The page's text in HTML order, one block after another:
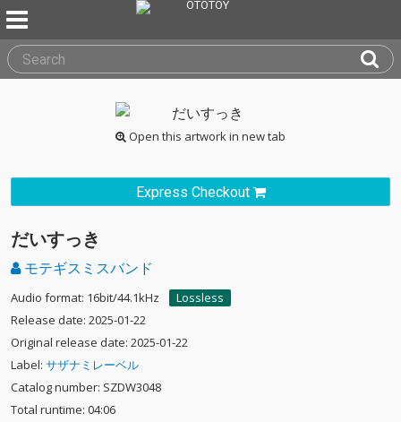
Open this artwork in new tab
Express Checkout
だいすっき
モテギスミスバンド
Audio format: 16bit/44.1kHz
Lossless
Release date: 2025-01-22
Original release date: 2025-01-22
Label: サザナミレーベル
Catalog number: SZDW3048
Total runtime: 04:06